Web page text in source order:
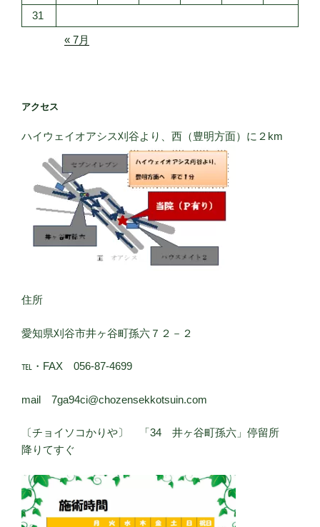
31
« 7月
アクセス
ハイウェイオアシス刈谷より、西（豊明方面）に２km
住所
愛知県刈谷市井ヶ谷町孫六７２－２
℡・FAX 056-87-4699
mail 7ga94ci@chozensekkotsuin.com
〔チョイソコかりや〕 「34 井ヶ谷町孫六」停留所
降りてすぐ